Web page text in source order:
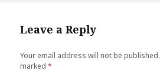
Leave a Reply
Your email address will not be published.
marked*